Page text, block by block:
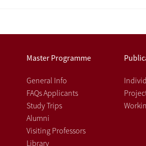
Master Programme
General Info
FAQs Applicants
Study Trips
Alumni
Visiting Professors
Library